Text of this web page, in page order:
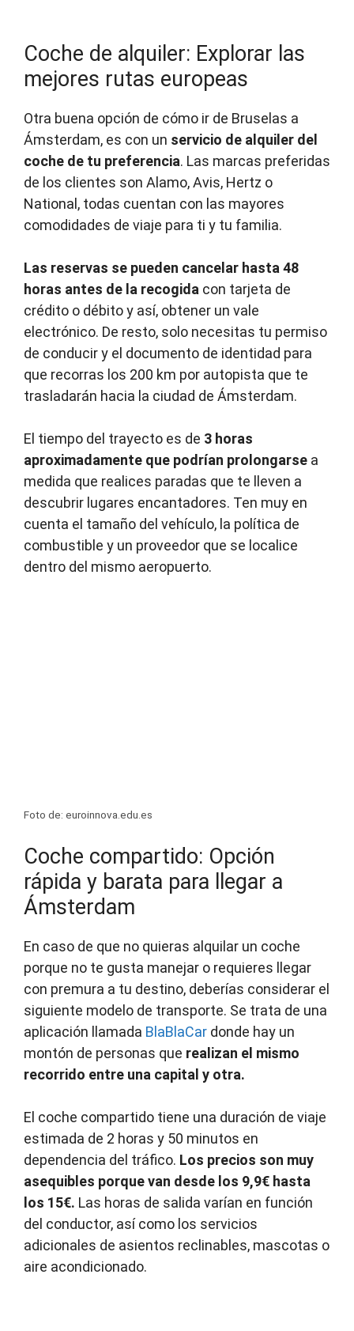
Coche de alquiler: Explorar las
mejores rutas europeas
Otra buena opción de cómo ir de Bruselas a
Ámsterdam, es con un servicio de alquiler del
coche de tu preferencia. Las marcas preferidas
de los clientes son Alamo, Avis, Hertz o
National, todas cuentan con las mayores
comodidades de viaje para ti y tu familia.
Las reservas se pueden cancelar hasta 48
horas antes de la recogida con tarjeta de
crédito o débito y así, obtener un vale
electrónico. De resto, solo necesitas tu permiso
de conducir y el documento de identidad para
que recorras los 200 km por autopista que te
trasladarán hacia la ciudad de Ámsterdam.
El tiempo del trayecto es de 3 horas
aproximadamente que podrían prolongarse a
medida que realices paradas que te lleven a
descubrir lugares encantadores. Ten muy en
cuenta el tamaño del vehículo, la política de
combustible y un proveedor que se localice
dentro del mismo aeropuerto.
Foto de: euroinnova.edu.es
Coche compartido: Opción
rápida y barata para llegar a
Ámsterdam
En caso de que no quieras alquilar un coche
porque no te gusta manejar o requieres llegar
con premura a tu destino, deberías considerar el
siguiente modelo de transporte. Se trata de una
aplicación llamada BlaBlaCar donde hay un
montón de personas que realizan el mismo
recorrido entre una capital y otra.
El coche compartido tiene una duración de viaje
estimada de 2 horas y 50 minutos en
dependencia del tráfico. Los precios son muy
asequibles porque van desde los 9,9€ hasta
los 15€. Las horas de salida varían en función
del conductor, así como los servicios
adicionales de asientos reclinables, mascotas o
aire acondicionado.